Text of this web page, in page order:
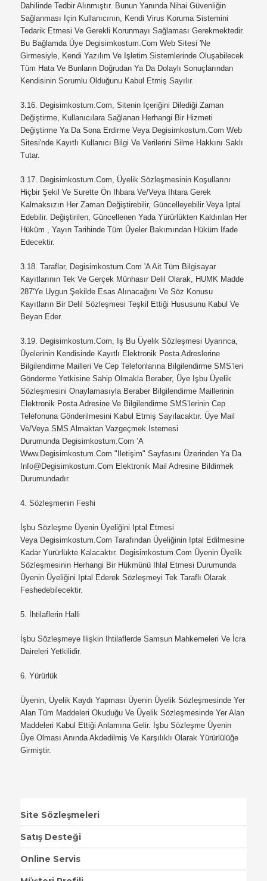
Dahilinde Tedbir Alınmıştır. Bunun Yanında Nihai Güvenliğin
Sağlanması Için Kullanıcının, Kendi Virus Koruma Sistemini
Tedarik Etmesi Ve Gerekli Korunmayı Sağlaması Gerekmektedir.
Bu Bağlamda Üye Degisimkostum.com Web Sitesi 'ne
Girmesiyle, Kendi Yazılım Ve Işletim Sistemlerinde Oluşabilecek
Tüm Hata Ve Bunların Doğrudan Ya Da Dolaylı Sonuçlarından
Kendisinin Sorumlu Olduğunu Kabul Etmiş Sayılır.
3.16.
Degisimkostum.com, Sitenin Içeriğini Dilediği Zaman
Değiştirme, Kullanıcılara Sağlanan Herhangi Bir Hizmeti
Değiştirme Ya Da Sona Erdirme Veya Degisimkostum.com Web
Sitesi'nde Kayıtlı Kullanıcı Bilgi Ve Verilerini Silme Hakkını Saklı
Tutar.
3.17.
Degisimkostum.com, Üyelik Sözleşmesinin Koşullarını
Hiçbir Şekil Ve Surette Ön Ihbara Ve/veya Ihtara Gerek
Kalmaksızın Her Zaman Değiştirebilir, Güncelleyebilir Veya Iptal
Edebilir. Değiştirilen, Güncellenen Yada Yürürlükten Kaldırılan Her
Hüküm , Yayın Tarihinde Tüm Üyeler Bakımından Hüküm Ifade
Edecektir.
3.18. Taraflar, Degisimkostum.com 'a Ait Tüm Bilgisayar
Kayıtlarının Tek Ve Gerçek Münhasır Delil Olarak, HUMK Madde
287'ye Uygun Şekilde Esas Alınacağını Ve Söz Konusu
Kayıtların Bir Delil Sözleşmesi Teşkil Ettiği Hususunu Kabul Ve
Beyan Eder.
3.19.
Degisimkostum.com, Iş Bu Üyelik Sözleşmesi Uyarınca,
Üyelerinin Kendisinde Kayıtlı Elektronik Posta Adreslerine
Bilgilendirme Mailleri Ve Cep Telefonlarına Bilgilendirme SMS’leri
Gönderme Yetkisine Sahip Olmakla Beraber, Üye Işbu Üyelik
Sözleşmesini Onaylamasıyla Beraber Bilgilendirme Maillerinin
Elektronik Posta Adresine Ve Bilgilendirme SMS’lerinin Cep
Telefonuna Gönderilmesini Kabul Etmiş Sayılacaktır. Üye Mail
Ve/veya SMS Almaktan Vazgeçmek Istemesi
Durumunda Degisimkostum.com ’a
Www.degisimkostum.com "iletişim" Sayfasını Üzerinden Ya Da
Info@degisimkostum.com Elektronik Mail Adresine Bildirmek
Durumundadır.
4. Sözleşmenin Feshi
İşbu Sözleşme Üyenin Üyeliğini Iptal Etmesi
Veya Degisimkostum.com Tarafından Üyeliğinin Iptal Edilmesine
Kadar Yürürlükte Kalacaktır. Degisimkostum.com Üyenin Üyelik
Sözleşmesinin Herhangi Bir Hükmünü Ihlal Etmesi Durumunda
Üyenin Üyeliğini Iptal Ederek Sözleşmeyi Tek Taraflı Olarak
Feshedebilecektir.
5. İhtilaflerin Halli
İşbu Sözleşmeye Ilişkin Ihtilaflerde Samsun Mahkemeleri Ve İcra
Daireleri Yetkilidir.
6. Yürürlük
Üyenin, Üyelik Kaydı Yapması Üyenin Üyelik Sözleşmesinde Yer
Alan Tüm Maddeleri Okuduğu Ve Üyelik Sözleşmesinde Yer Alan
Maddeleri Kabul Ettiği Anlamına Gelir. İşbu Sözleşme Üyenin
Üye Olması Anında Akdedilmiş Ve Karşılıklı Olarak Yürürlülüğe
Girmiştir.
Site Sözleşmeleri
Satış Desteği
Online Servis